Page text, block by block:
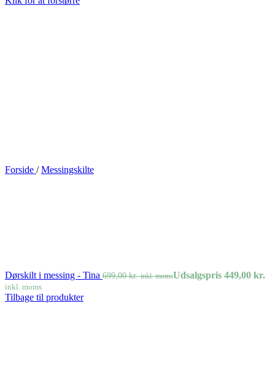
Forside / Messingskilte
Dørskilt i messing - Tina 699,00kr. inkl. momsUdsalgspris 449,00 kr.
inkl. moms
Tilbage til produkter